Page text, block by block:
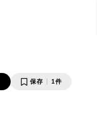
保存 1件